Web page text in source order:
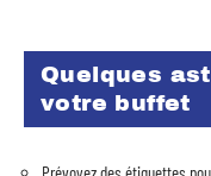
Quelques
votre buffet